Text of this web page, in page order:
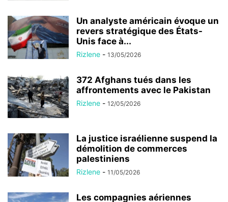
Un analyste américain évoque un
revers stratégique des États-
Unis face à...
Rizlene - 13/05/2026
372 Afghans tués dans les
affrontements avec le Pakistan
Rizlene - 12/05/2026
La justice israélienne suspend la
démolition de commerces
palestiniens
Rizlene - 11/05/2026
Les compagnies aériennes